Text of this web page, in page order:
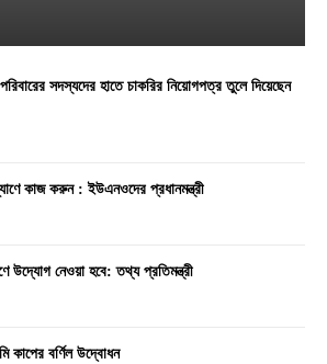
সদস্যদের হাতে চাকরির নিয়োগপত্র তুলে দিয়েছেন
কাজ করুন : ইউএনওদের প্রধানমন্ত্রী
উদ্যোগ নেওয়া হবে: তথ্য প্রতিমন্ত্রী
কাপের বর্ণিল উদ্বোধন